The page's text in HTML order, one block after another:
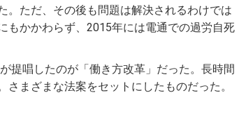
。ただ、その後も問題は解決されるわけでは
もかかわらず、2015年には電通での過労自死
提唱したのが「働き方改革」だった。長時間
まざまな法案をセットにしたものだった。